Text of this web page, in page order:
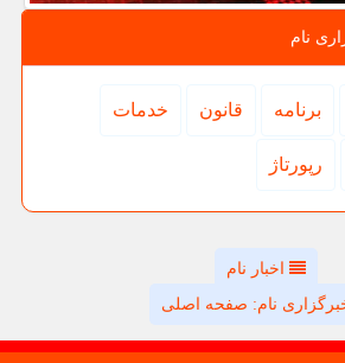
نام
برنامه قانون خدمات
رپورتاژ
اخبار نام
نام: صفحه اصلی